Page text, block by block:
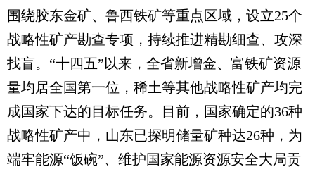
围绕胶东金矿、鲁西铁矿等重点区域，设立25个
战略性矿产勘查专项，持续推进精勘细查、攻深
找盲。“十四五”以来，全省新增金、富铁矿资源
量均居全国第一位，稀土等其他战略性矿产均完
成国家下达的目标任务。目前，国家确定的36种
战略性矿产中，山东已探明储量矿种达26种，为
端牢能源“饭碗”、维护国家能源资源安全大局贡